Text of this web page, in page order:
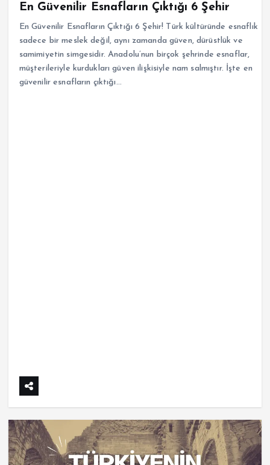
En Güvenilir Esnafların Çıktığı 6 Şehir
En Güvenilir Esnafların Çıktığı 6 Şehir! Türk kültüründe esnaflık
sadece bir meslek değil, aynı zamanda güven, dürüstlük ve
samimiyetin simgesidir. Anadolu’nun birçok şehrinde esnaflar,
müşterileriyle kurdukları güven ilişkisiyle nam salmıştır. İşte en
güvenilir esnafların çıktığı…